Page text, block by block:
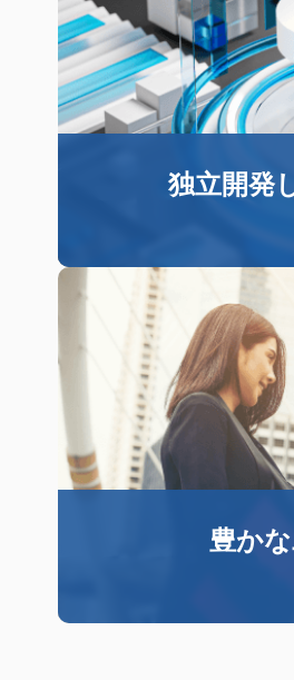
独立開発
ZWSOFTは、2次元
ングカーネル（
ング、EITアルゴリズ
アテクノロジーを自
EM、ZWSim
な
豊か
ZWSOFTは、世界中
Developer Networkを